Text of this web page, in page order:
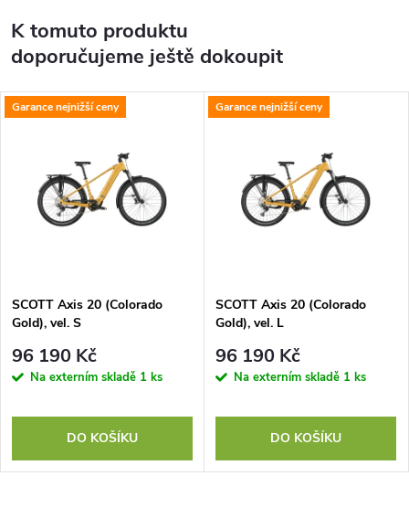
K tomuto produktu
doporučujeme ještě dokoupit
Garance nejnižší ceny
SCOTT Axis 20 (Colorado
Gold), vel. S
96 190 Kč
Na externím skladě 1 ks
DO KOŠÍKU
Garance nejnižší ceny
SCOTT Axis 20 (Colorado
Gold), vel. L
96 190 Kč
Na externím skladě 1 ks
DO KOŠÍKU